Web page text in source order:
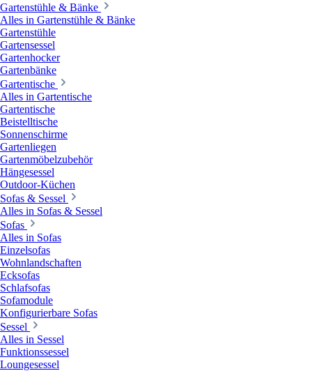
Gartenstühle & Bänke
Alles in Gartenstühle & Bänke
Gartenstühle
Gartensessel
Gartenhocker
Gartenbänke
Gartentische
Alles in Gartentische
Gartentische
Beistelltische
Sonnenschirme
Gartenliegen
Gartenmöbelzubehör
Hängesessel
Outdoor-Küchen
Sofas & Sessel
Alles in Sofas & Sessel
Sofas
Alles in Sofas
Einzelsofas
Wohnlandschaften
Ecksofas
Schlafsofas
Sofamodule
Konfigurierbare Sofas
Sessel
Alles in Sessel
Funktionssessel
Loungesessel